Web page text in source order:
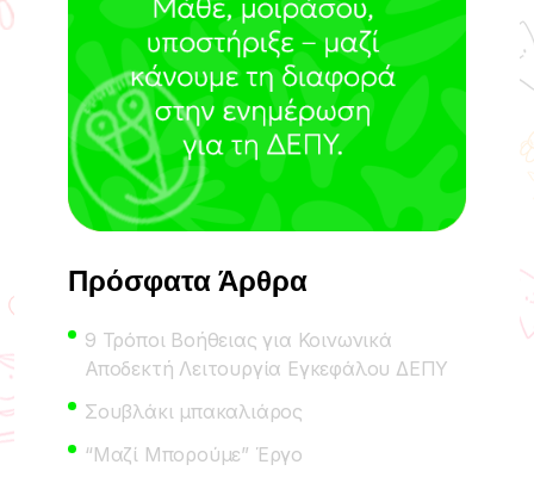
Πρόσφατα Άρθρα
9 Τρόποι Βοήθειας για Κοινωνικά
Αποδεκτή Λειτουργία Εγκεφάλου ΔΕΠΥ
Σουβλάκι μπακαλιάρος
“Μαζί Μπορούμε” Έργο